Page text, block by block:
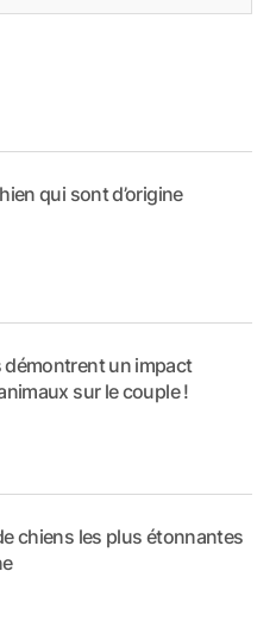
qui sont d’origine
démontrent un impact
sur le couple !
chiens les plus étonnantes